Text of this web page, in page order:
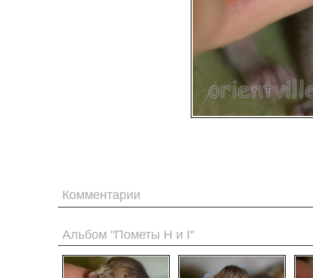
Комментарии
Альбом "Пометы H и I"